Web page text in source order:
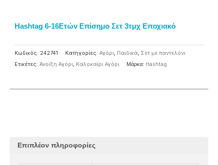
Hashtag 6-16Ετών Επίσημο Σετ 3τμχ Εποχιακό
Κωδικός: 242741 Κατηγορίες: Αγόρι, Παιδικά, Σετ με παντελόνι
Ετικέτες: Άνοιξη Αγόρι, Καλοκαίρι Αγόρι Μάρκα: Ηashtag
Επιπλέον πληροφορίες